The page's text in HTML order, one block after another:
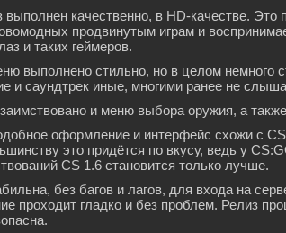
выполнен качественно, в HD-качестве. Это
продвинутым играм и
и таких геймеров.
выполнено стильно, но в целом немного
и саундтрек иные, многими ранее не
и меню выбора оружия, а также
оформление и интерфейс схожи с
это придётся по вкусу, ведь у
CS 1.6 становится только лучше.
без багов и лагов, для входа на
проходит гладко и без проблем. Релиз